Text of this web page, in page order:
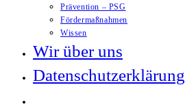
Prävention – PSG
Fördermaßnahmen
Wissen
Wir über uns
Datenschutzerklärung